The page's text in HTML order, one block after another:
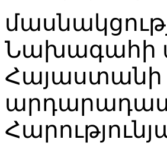
Նախագահի
Հայաստանի